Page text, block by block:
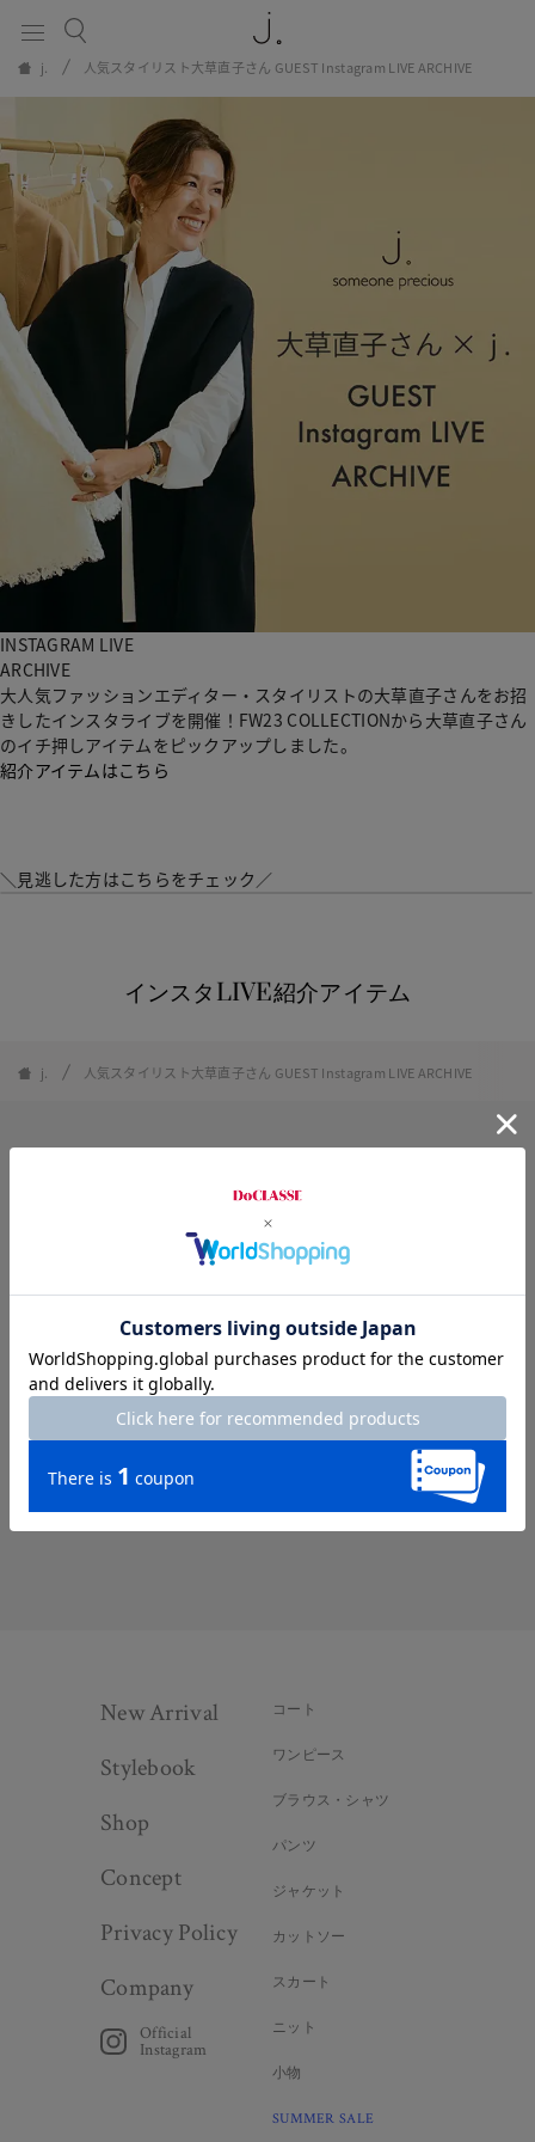
ブラウス・シャツ
パンツ
ジャケット
カットソー
ニット
小物
SUMMER SALE
Stylebook
Category
コート
ワンピース
ブラウス・シャツ
パンツ
ジャケット
カットソー
スカート
ニット
小物
SUMMER SALE
SALE
全商品
Concept
j. 人気スタイリスト大草直子さん GUEST Instagram LIVE ARCHIVE
INSTAGRAM LIVE
ARCHIVE
大人気ファッションエディター・スタイリストの大草直子さんをお招
きしたインスタライブを開催！FW23 COLLECTIONから大草直子さん
のイチ押しアイテムをピックアップしました。
紹介アイテムはこちら
＼見逃した方はこちらをチェック／
インスタLIVE紹介アイテム
j. 人気スタイリスト大草直子さん GUEST Instagram LIVE ARCHIVE
Mail Magazine
お届けするメールマガジンに
ぜひご登録ください。
プライバシーポリシー
New Arrival
Stylebook
Shop
Concept
Privacy Policy
Company
Official
Instagram
コート
ワンピース
ブラウス・シャツ
パンツ
ジャケット
カットソー
スカート
ニット
小物
SUMMER SALE